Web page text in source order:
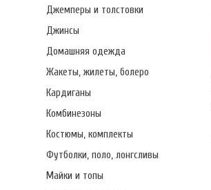
Джемперы и толстовки
Джинсы
Домашняя одежда
Жакеты, жилеты, болеро
Кардиганы
Комбинезоны
Костюмы, комплекты
Футболки, поло, лонгсливы
Майки и топы